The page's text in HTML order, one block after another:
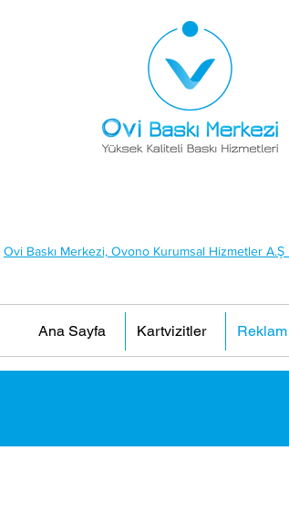
Ovi Baskı Merkezi, Ovono Kurumsal Hizmetler A.Ş
Ana Sayfa Kartvizitler